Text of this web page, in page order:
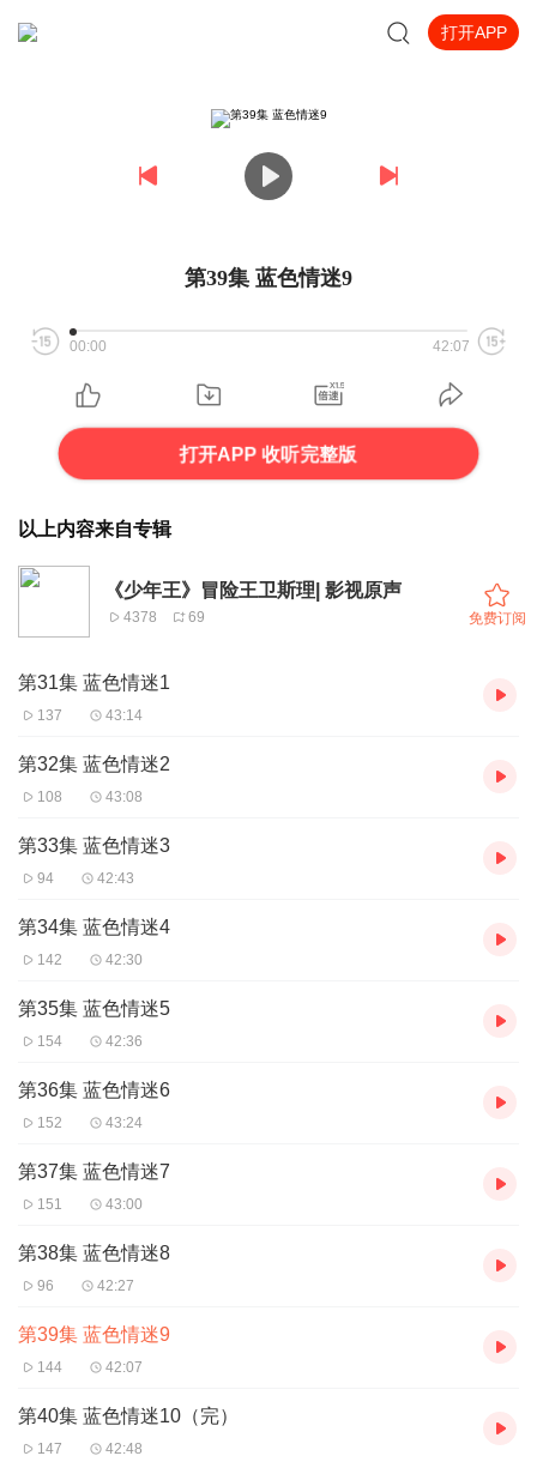
打开APP
第39集 蓝色情迷9
00:00 42:07
打开APP 收听完整版
以上内容来自专辑
《少年王》冒险王卫斯理| 影视原声
4378 69 免费订阅
第31集 蓝色情迷1
137 43:14
第32集 蓝色情迷2
108 43:08
第33集 蓝色情迷3
94 42:43
第34集 蓝色情迷4
142 42:30
第35集 蓝色情迷5
154 42:36
第36集 蓝色情迷6
152 43:24
第37集 蓝色情迷7
151 43:00
第38集 蓝色情迷8
96 42:27
第39集 蓝色情迷9
144 42:07
第40集 蓝色情迷10（完）
147 42:48